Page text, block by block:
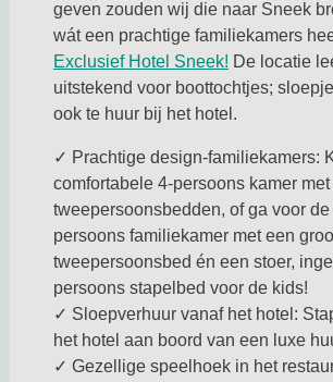
geven zouden wij die naar Sneek
wát een prachtige familiekamers
Exclusief Hotel Sneek!Deze link
De locatie
uitstekend voor boottochtjes;
ook te huur bij het hotel.
✓ Prachtige design-familiekamers:
comfortabele 4-persoons kamer
tweepersoonsbedden, of ga voor
persoons familiekamer met een
tweepersoonsbed én een stoer,
persoons stapelbed voor de kids!
✓ Sloepverhuur vanaf het hotel:
het hotel aan boord van een luxe
✓ Gezellige speelhoek in het